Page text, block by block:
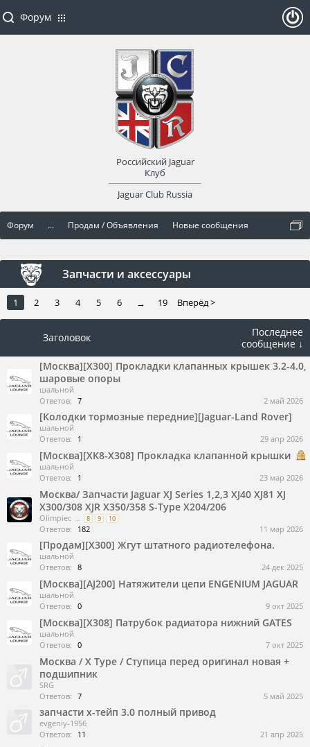
Форум ... Продам / Объявления Новые сообщения
Запчасти и аксессуары
1 2 3 4 5 6 → 19 Вперёд >
Заголовок
Последнее
сообщение ↓
[Москва][X300] Прокладки клапанных крышек 3.2-4.0,
шаровые опоры
шальной
Ответов: 7 2 май 2026
[Колодки тормозные передние][Jaguar-Land Rover]
шальной
Ответов:
1 29 апр 2026
[Москва][XK8-X308] Прокладка клапанной крышки
шальной
Ответов:
1 23 мар 2026
Москва/ Запчасти Jaguar XJ Series 1,2,3 XJ40 XJ81 XJ
X300/308 XJR X350/358 S-Type X204/206
Olimpiec ... 8 9 10
Ответов: 182 11 мар 2026
[Продам][Х300] Жгут штатного радиотелефона.
шальной
Ответов: 8 24 дек 2025
[Москва][AJ200] Натяжители цепи ENGENIUM JAGUAR
шальной
Ответов: 0 9 окт 2025
[Москва][X308] Патрубок радиатора нижний GATES
шальной
Ответов: 0 7 окт 2025
Москва / X Type / Ступица перед оригинал новая +
подшипник
SRG
Ответов: 7 5 май 2025
запчасти х-тейп 3.0 полный привод
evgeniy-1956
Ответов:
11 21 апр 2025
Форум
Российский Jaguar
Клуб
Jaguar Club Russia
оват